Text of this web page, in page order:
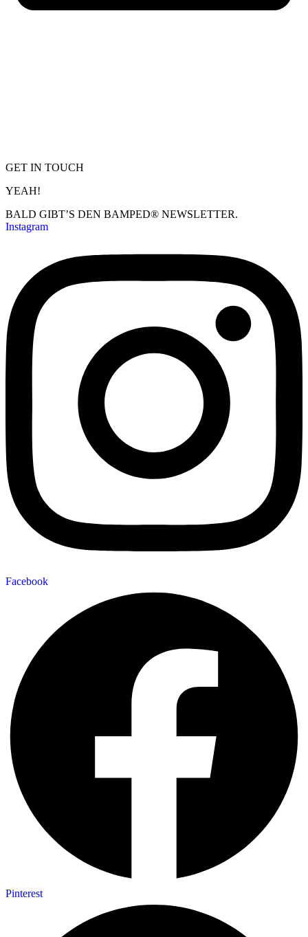
GET IN TOUCH
YEAH!
BALD GIBT’S DEN BAMPED® NEWSLETTER.
Instagram
Facebook
Pinterest